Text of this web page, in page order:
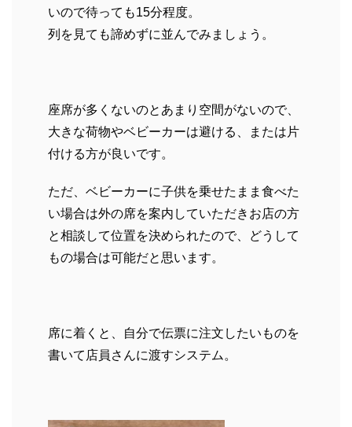
いので待っても15分程度。
列を見ても諦めずに並んでみましょう。
座席が多くないのとあまり空間がないので、
大きな荷物やベビーカーは避ける、または片
付ける方が良いです。
ただ、ベビーカーに子供を乗せたまま食べた
い場合は外の席を案内していただきお店の方
と相談して位置を決められたので、どうして
もの場合は可能だと思います。
席に着くと、自分で伝票に注文したいものを
書いて店員さんに渡すシステム。